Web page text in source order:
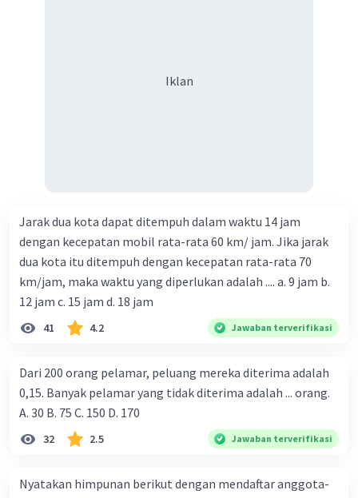
Iklan
Jarak dua kota dapat ditempuh dalam waktu 14 jam
dengan kecepatan mobil rata-rata 60 km/ jam. Jika jarak
dua kota itu ditempuh dengan kecepatan rata-rata 70
km/jam, maka waktu yang diperlukan adalah .... a. 9 jam b.
12 jam c. 15 jam d. 18 jam
41 4.2 Jawaban terverifikasi
Dari 200 orang pelamar, peluang mereka diterima adalah
0,15. Banyak pelamar yang tidak diterima adalah ... orang.
A. 30 B. 75 C. 150 D. 170
32 2.5 Jawaban terverifikasi
Nyatakan himpunan berikut dengan mendaftar anggota-